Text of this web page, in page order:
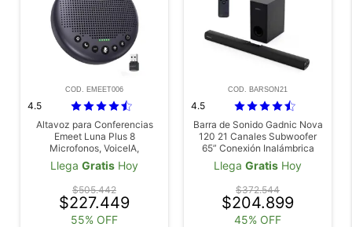
COD. EMEET006
4.5
Altavoz para Conferencias
Emeet Luna Plus 8
Microfonos, VoiceIA,
Cancelación de Ruido, 10
horas de Batería
Llega Gratis Hoy
$505.442
$227.449
55% OFF
COD. BARSON21
4.5
Barra de Sonido Gadnic Nova
120 21 Canales Subwoofer
65” Conexión Inalámbrica
120W
Llega Gratis Hoy
$372.544
$204.899
45% OFF